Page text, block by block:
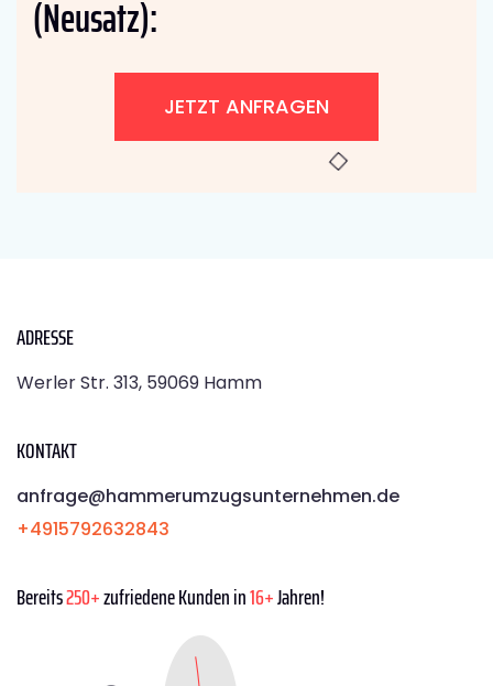
(Neusatz):
JETZT ANFRAGEN
ADRESSE
Werler Str. 313, 59069 Hamm
KONTAKT
anfrage@hammerumzugsunternehmen.de
+4915792632843
Bereits250+zufriedene Kunden in16+Jahren!